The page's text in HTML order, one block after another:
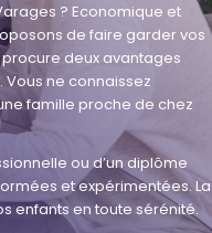
? Economique et
de faire garder vos
procure deux avantages
ne connaissez
famille proche de chez
ou d’un diplôme
et expérimentées. La
enfants en toute sérénité.